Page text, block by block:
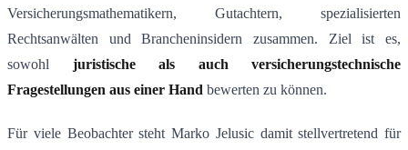
Versicherungsmathematikern, Gutachtern, spezialisierten
Rechtsanwälten und Brancheninsidern zusammen. Ziel ist es,
sowohl juristische als auch versicherungstechnische
Fragestellungen aus einer Hand bewerten zu können.
Für viele Beobachter steht Marko Jelusic damit stellvertretend für